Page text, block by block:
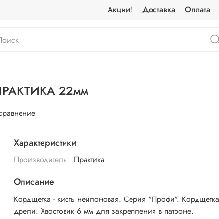
Акции! Доставка Оплата
22мм
Характеристики
Производитель: Практика
Описание
Кордщетка - кисть нейлоновая. Серия "Профи".
дрели. Хвостовик 6 мм для закрепления в патроне.